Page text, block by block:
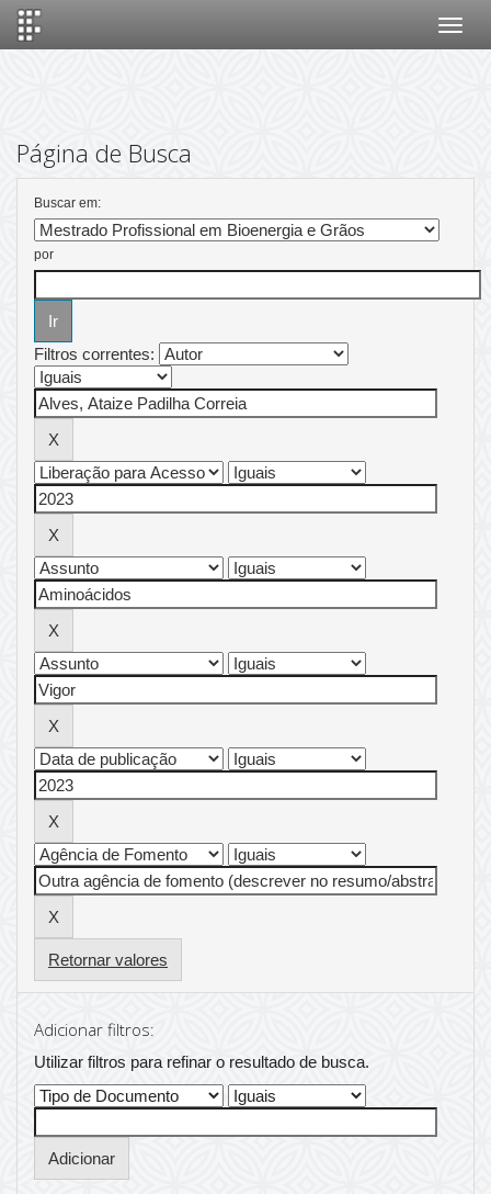
Página de Busca
Buscar em:
por
Filtros correntes:
Retornar valores
Adicionar filtros:
Utilizar filtros para refinar o resultado de busca.